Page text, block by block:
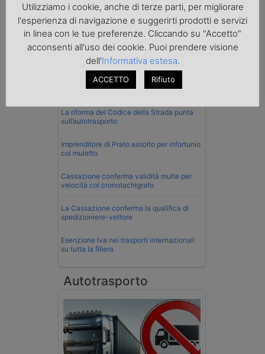
Normativa
La riforma del Codice della Strada punta
sull’autotrasporto
Imprenditore di Prato assolto per infortunio
col muletto
Cassazione conferma validità multe per
velocità col cronotachigrafo
La Cassazione conferma la qualifica di
spedizioniere-vettore
Esenzione Iva nei trasporti internazionali
su tutta la filiera
Autotrasporto
Utilizziamo i cookie, anche di terze parti, per migliorare
l'esperienza di navigazione e suggerirti prodotti e servizi
in linea con le tue preferenze. Cliccando su "Accetto"
acconsenti all'uso dei cookie. Puoi prendere visione
dell'Informativa estesa.
ACCETTO Rifiuto